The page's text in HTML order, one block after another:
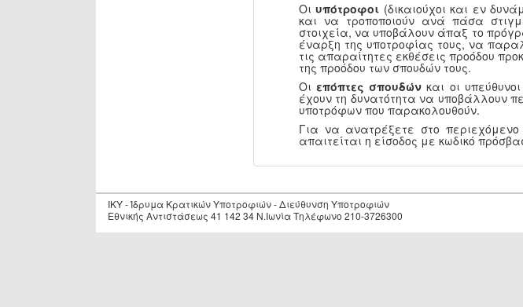
Οιυπότροφοι (δικαιούχοι και εν
και να τροποποιούν ανά πάσα
στοιχεία, να υποβάλουν άπαξ το
έναρξη της υποτροφίας τους, να
τις απαραίτητες εκθέσεις προόδου
της προόδου των σπουδών τους.
Οι επόπτες σπουδών και οι
έχουν τη δυνατότητα να υποβάλλουν
υποτρόφων που παρακολουθούν.
Για να ανατρέξετε στο περιεχόμενο
απαιτείται η είσοδος με κωδικό
IKY - Ίδρυμα Κρατικών Υποτροφιών - Διεύθυνση Υποτροφιών
Εθνικής Αντιστάσεως 41 142 34 Ν.Ιωνία Τηλέφωνο 210-3726300